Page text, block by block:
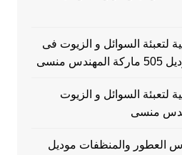
لتعبئة السوائل و الزيوت فى
منسى
لتعبئة السوائل و الزيوت
العطور والمنظفات موديل